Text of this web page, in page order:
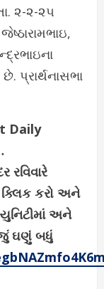
૨-૨-૨૫
પ્રાર્થનાસભા
Daily
રવિવારે
કરો અને
અને
ઘણું બધું